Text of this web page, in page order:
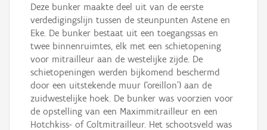
Deze bunker maakte deel uit van de eerste
verdedigingslijn tussen de steunpunten Astene en
Eke. De bunker bestaat uit een toegangssas en
twee binnenruimtes, elk met een schietopening
voor mitrailleur aan de westelijke zijde. De
schietopeningen werden bijkomend beschermd
door een uitstekende muur (‘oreillon’) aan de
zuidwestelijke hoek. De bunker was voorzien voor
de opstelling van een Maximmitrailleur en een
Hotchkiss- of Coltmitrailleur. Het schootsveld was